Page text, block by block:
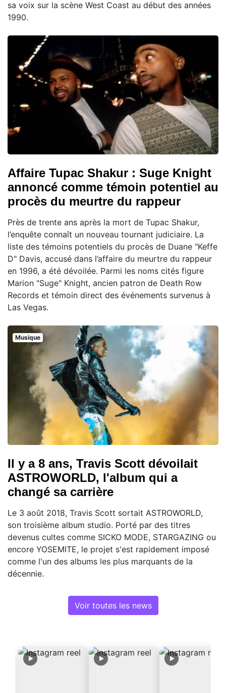
sa voix sur la scène West Coast au début des années
1990.
Affaire Tupac Shakur : Suge Knight
annoncé comme témoin potentiel au
procès du meurtre du rappeur
Près de trente ans après la mort de Tupac Shakur,
l’enquête connaît un nouveau tournant judiciaire. La
liste des témoins potentiels du procès de Duane "Keffe
D" Davis, accusé dans l’affaire du meurtre du rappeur
en 1996, a été dévoilée. Parmi les noms cités figure
Marion "Suge" Knight, ancien patron de Death Row
Records et témoin direct des événements survenus à
Las Vegas.
Musique
Il y a 8 ans, Travis Scott dévoilait
ASTROWORLD, l'album qui a
changé sa carrière
Le 3 août 2018, Travis Scott sortait ASTROWORLD,
son troisième album studio. Porté par des titres
devenus cultes comme SICKO MODE, STARGAZING ou
encore YOSEMITE, le projet s'est rapidement imposé
comme l'un des albums les plus marquants de la
décennie.
Voir toutes les news